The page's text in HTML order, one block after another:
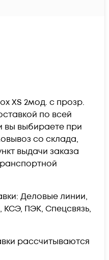
XS 2мод. с прозр.
по всей
вы выбираете при
со склада,
выдачи заказа
Деловые линии,
КСЭ, ПЭК, Спецсвязь,
рассчитываются